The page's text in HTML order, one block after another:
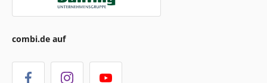
combi.de auf